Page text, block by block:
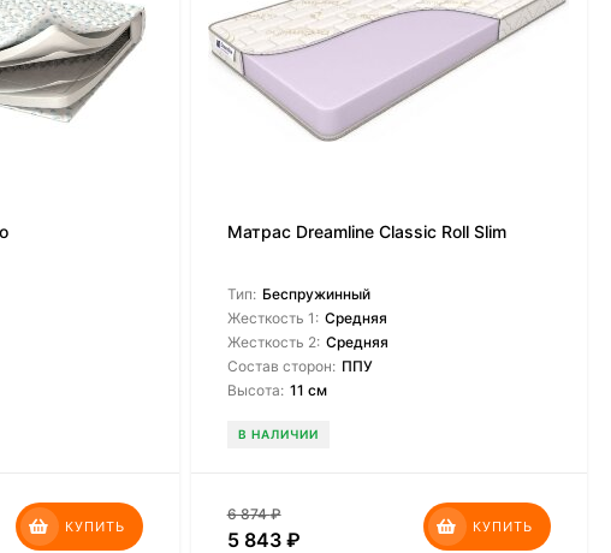
КУПИТЬ
Матрас Dreamline Classic Roll Slim
Тип: Беспружинный
Жесткость 1: Средняя
Жесткость 2: Средняя
Состав сторон: ППУ
Высота: 11 см
В НАЛИЧИИ
6 874₽
5 843 ₽
КУПИТЬ